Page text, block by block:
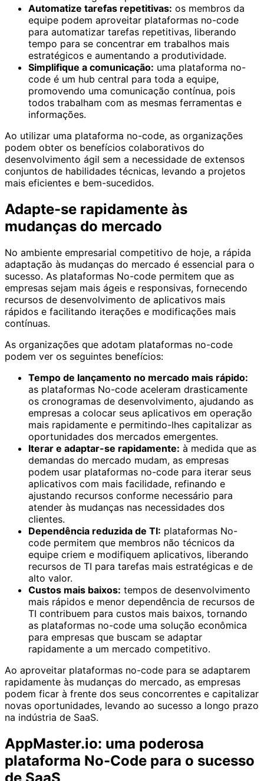
Automatize tarefas repetitivas: os membros da
equipe podem aproveitar plataformas no-code
para automatizar tarefas repetitivas, liberando
tempo para se concentrar em trabalhos mais
estratégicos e aumentando a produtividade.
Simplifique a comunicação: uma plataforma no-
code é um hub central para toda a equipe,
promovendo uma comunicação contínua, pois
todos trabalham com as mesmas ferramentas e
informações.
Ao utilizar uma plataforma no-code, as organizações
podem obter os benefícios colaborativos do
desenvolvimento ágil sem a necessidade de extensos
conjuntos de habilidades técnicas, levando a projetos
mais eficientes e bem-sucedidos.
Adapte-se rapidamente às
mudanças do mercado
No ambiente empresarial competitivo de hoje, a rápida
adaptação às mudanças do mercado é essencial para o
sucesso. As plataformas No-code permitem que as
empresas sejam mais ágeis e responsivas, fornecendo
recursos de desenvolvimento de aplicativos mais
rápidos e facilitando iterações e modificações mais
contínuas.
As organizações que adotam plataformas no-code
podem ver os seguintes benefícios:
Tempo de lançamento no mercado mais rápido:
as plataformas No-code aceleram drasticamente
os cronogramas de desenvolvimento, ajudando as
empresas a colocar seus aplicativos em operação
mais rapidamente e permitindo-lhes capitalizar as
oportunidades dos mercados emergentes.
Iterar e adaptar-se rapidamente: à medida que as
demandas do mercado mudam, as empresas
podem usar plataformas no-code para iterar seus
aplicativos com mais facilidade, refinando e
ajustando recursos conforme necessário para
atender às mudanças nas necessidades dos
clientes.
Dependência reduzida de TI: plataformas No-
code permitem que membros não técnicos da
equipe criem e modifiquem aplicativos, liberando
recursos de TI para tarefas mais estratégicas e de
alto valor.
Custos mais baixos: tempos de desenvolvimento
mais rápidos e menor dependência de recursos de
TI contribuem para custos mais baixos, tornando
as plataformas no-code uma solução econômica
para empresas que buscam se adaptar
rapidamente a um mercado competitivo.
Ao aproveitar plataformas no-code para se adaptarem
rapidamente às mudanças do mercado, as empresas
podem ficar à frente dos seus concorrentes e capitalizar
novas oportunidades, levando ao sucesso a longo prazo
na indústria de SaaS.
AppMaster.io: uma poderosa
plataforma No-Code para o sucesso